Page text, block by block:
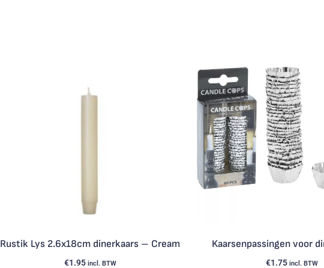
Rustik Lys 2.6x18cm dinerkaars – Cream
€1.95 incl. BTW
Kaarsenpassingen voor
€1.75 incl. BTW